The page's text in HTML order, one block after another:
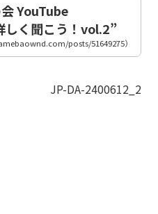
YouTube
しく聞こう！vol.2”
posts/51649275）
JP-DA-2400612_2